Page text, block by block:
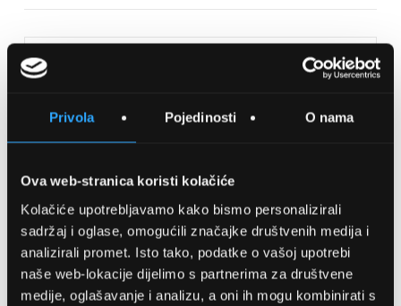
Privola Pojedinosti O nama
Ova web-stranica koristi kolačiće
Kolačiće upotrebljavamo kako bismo personalizirali
sadržaj i oglase, omogućili značajke društvenih medija i
analizirali promet. Isto tako, podatke o vašoj upotrebi
naše web-lokacije dijelimo s partnerima za društvene
medije, oglašavanje i analizu, a oni ih mogu kombinirati s
SPREMITE NA LISTU ŽELJA
Detalji